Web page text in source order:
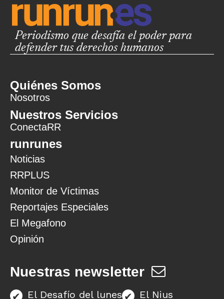
Periodismo que desafía el poder para
defender tus derechos humanos
Quiénes Somos
Nosotros
Nuestros Servicios
ConectaRR
runrunes
Noticias
RRPLUS
Monitor de Víctimas
Reportajes Especiales
El Megafono
Opinión
Nuestras newsletter
El Desafío del lunes El Nius